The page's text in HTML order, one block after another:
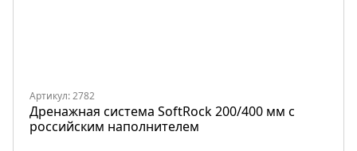
Артикул: 2782
Дренажная система SoftRock 200/400 мм c
российским наполнителем